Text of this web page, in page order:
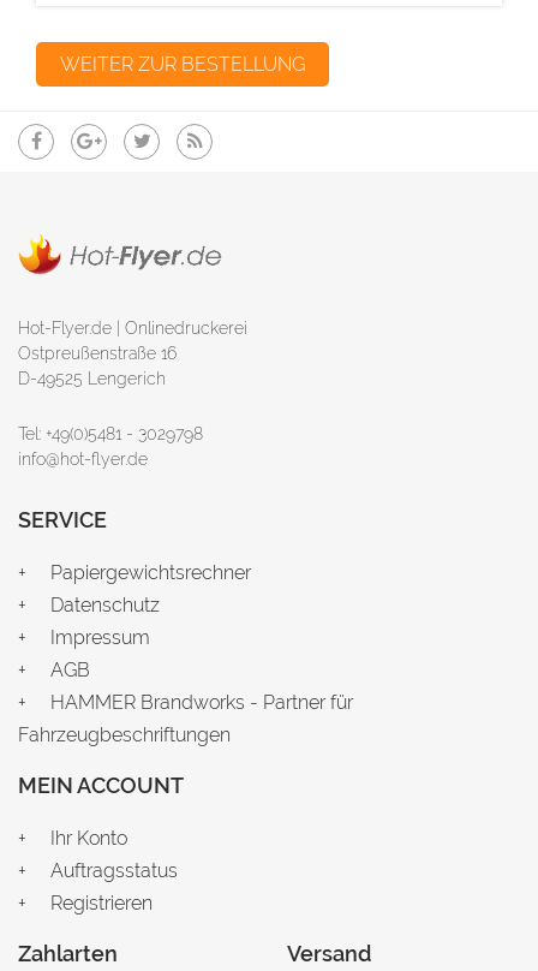
Hot-Flyer.de | Onlinedruckerei
Ostpreußenstraße 16
D-49525 Lengerich
Tel: +49(0)5481 - 3029798
info@hot-flyer.de
SERVICE
Papiergewichtsrechner
Datenschutz
Impressum
AGB
HAMMER Brandworks - Partner für
Fahrzeugbeschriftungen
MEIN ACCOUNT
Ihr Konto
Auftragsstatus
Registrieren
Zahlarten Versand